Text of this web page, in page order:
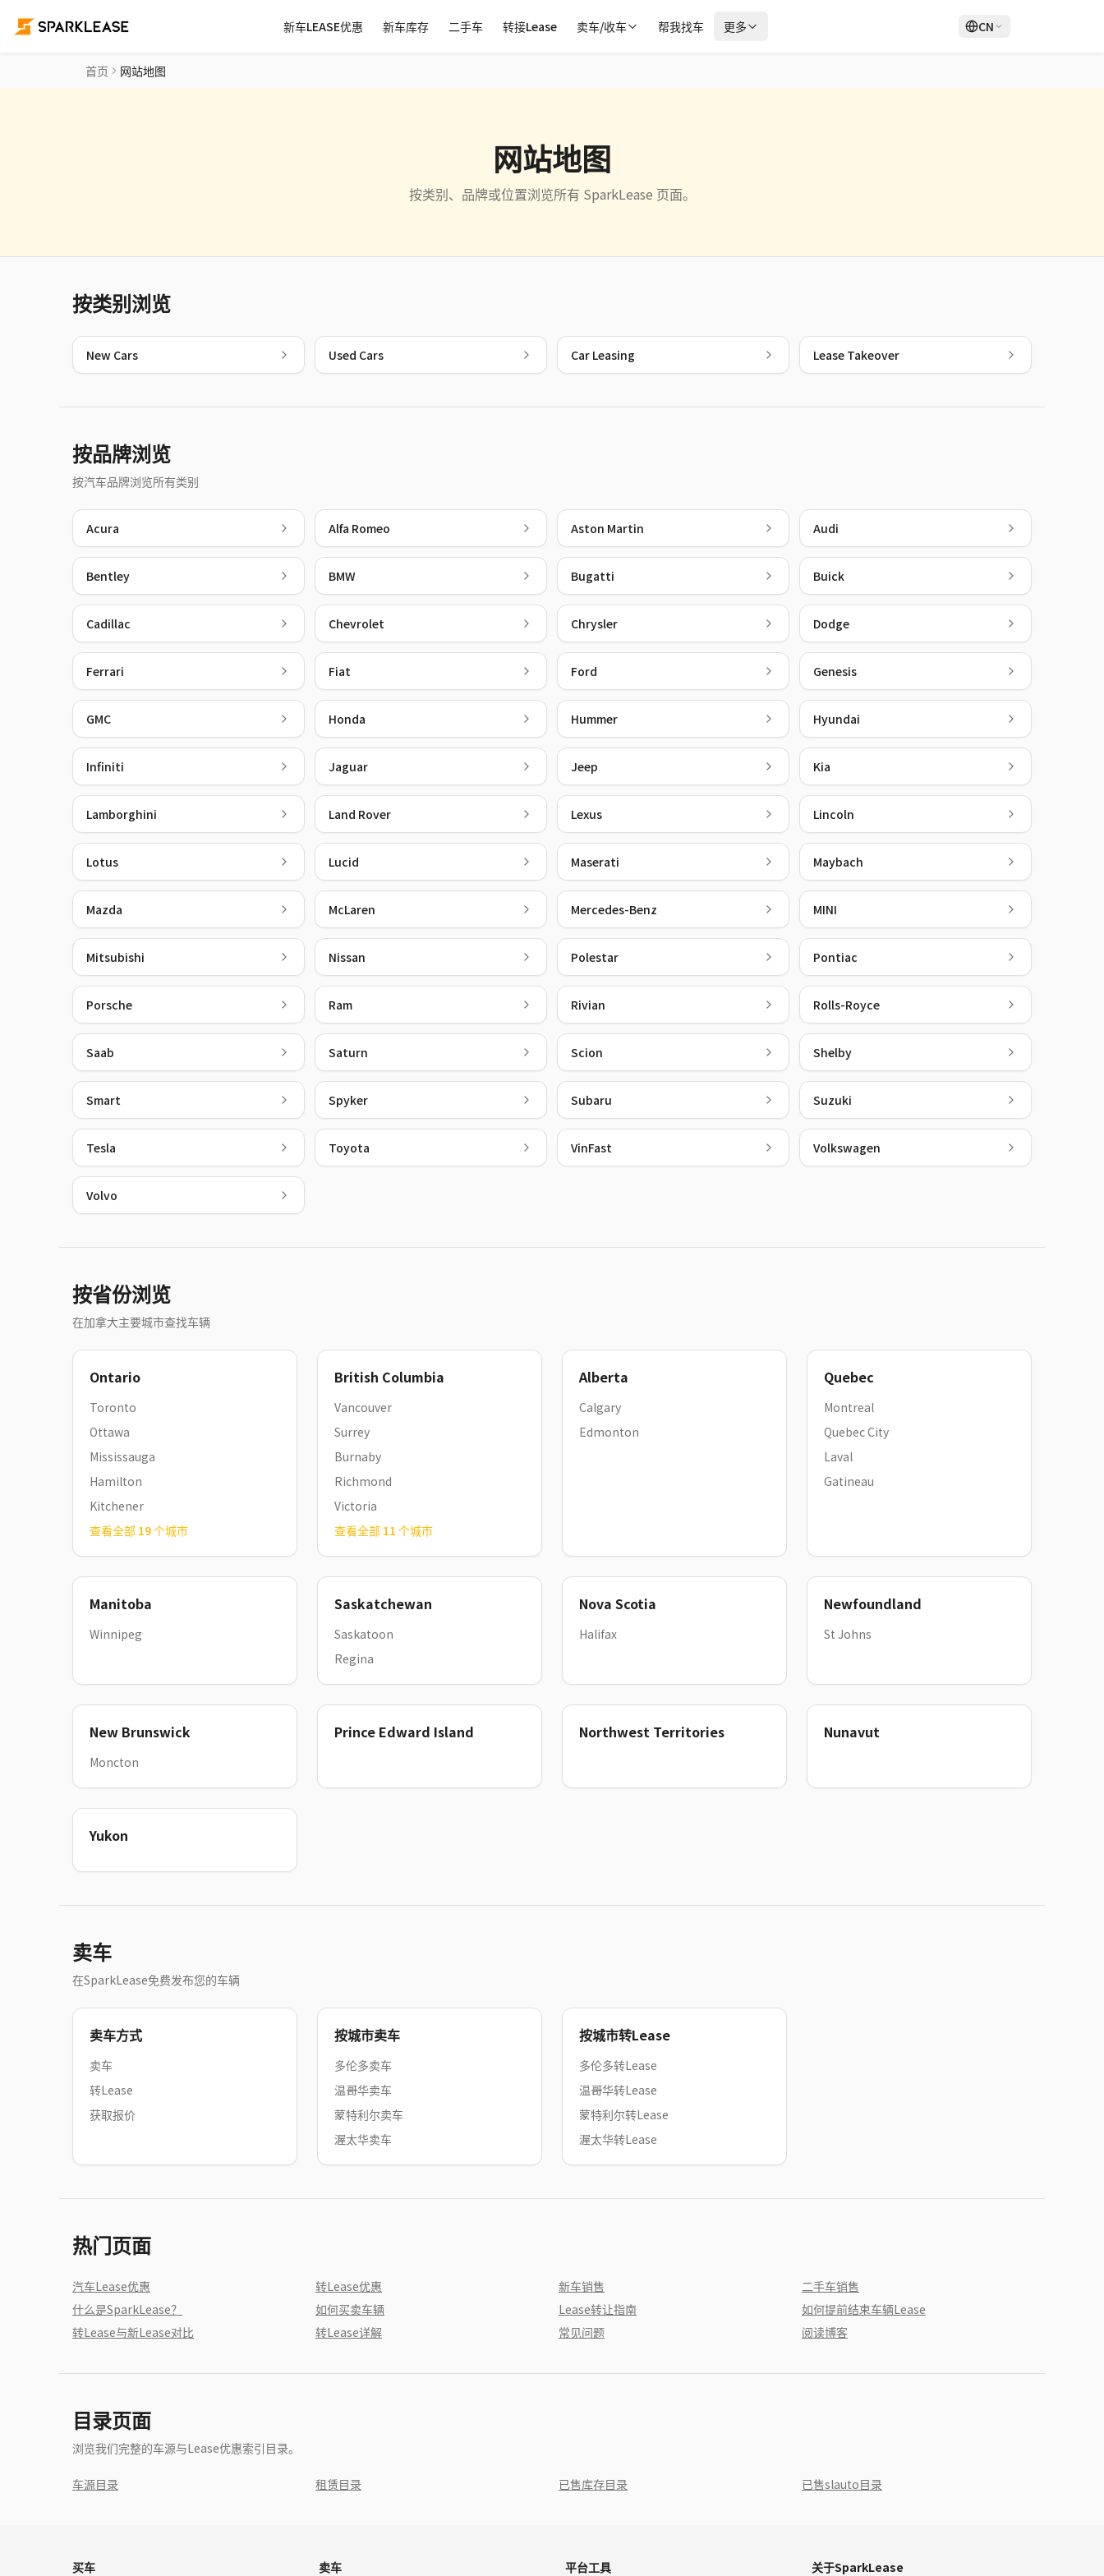
新车LEASE优惠 新车库存 二手车 转接Lease 卖车/收车 帮我找车 更多 CN
首页 网站地图
网站地图
按类别、品牌或位置浏览所有 SparkLease 页面。
按类别浏览
New Cars Used Cars Car Leasing Lease Takeover
按品牌浏览
按汽车品牌浏览所有类别
Acura Alfa Romeo Aston Martin Audi
Bentley BMW Bugatti Buick
Cadillac Chevrolet Chrysler Dodge
Ferrari Fiat Ford Genesis
GMC Honda Hummer Hyundai
Infiniti Jaguar Jeep Kia
Lamborghini Land Rover Lexus Lincoln
Lotus Lucid Maserati Maybach
Mazda McLaren Mercedes-Benz MINI
Mitsubishi Nissan Polestar Pontiac
Porsche Ram Rivian Rolls-Royce
Saab Saturn Scion Shelby
Smart Spyker Subaru Suzuki
Tesla Toyota VinFast Volkswagen
Volvo
按省份浏览
在加拿大主要城市查找车辆
Ontario
Toronto
Ottawa
Mississauga
Hamilton
Kitchener
查看全部 19个城市
British Columbia
Vancouver
Surrey
Burnaby
Richmond
Victoria
查看全部 11 个城市
Alberta
Calgary
Edmonton
Quebec
Montreal
Quebec City
Laval
Gatineau
Manitoba
Winnipeg
Saskatchewan
Saskatoon
Regina
Nova Scotia
Halifax
Newfoundland
St Johns
New Brunswick
Moncton
Prince Edward Island Northwest Territories Nunavut
Yukon
卖车
在SparkLease免费发布您的车辆
卖车方式
卖车
转Lease
获取报价
按城市卖车
多伦多卖车
温哥华卖车
蒙特利尔卖车
渥太华卖车
按城市转Lease
多伦多转Lease
温哥华转Lease
蒙特利尔转Lease
渥太华转Lease
热门页面
汽车Lease优惠 转Lease优惠 新车销售
二手车销售
什么是SparkLease？
如何买卖车辆 Lease转让指南
如何提前结束车辆Lease
转Lease与新Lease对比
转Lease详解 常见问题 阅读博客
目录页面
浏览我们完整的车源与Lease优惠索引目录。
车源目录 租赁目录 已售库存目录 已售slauto目录
买车 卖车 平台工具 关于SparkLease